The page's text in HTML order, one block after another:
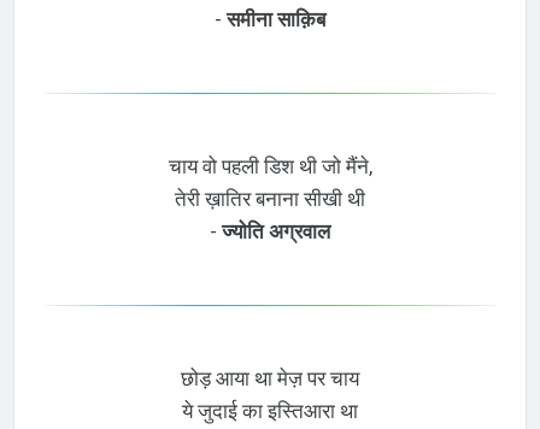
-समीना साक़िब
चाय वो पहली डिश थी जो मैंने,
तेरी ख़ातिर बनाना सीखी थी
-ज्योति अग्रवाल
छोड़ आया था मेज़ पर चाय
ये जुदाई का इस्तिआरा था